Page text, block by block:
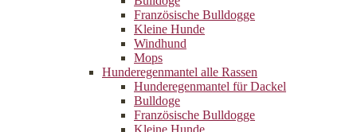
Französische Bulldogge
Kleine Hunde
Windhund
Mops
Hunderegenman­tel alle Rassen
Hunderegenmantel für Dackel
Bulldoge
Französische Bulldogge
Kleine Hunde